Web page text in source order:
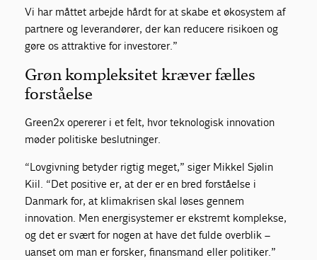
Vi har måttet arbejde hårdt for at skabe et økosystem af
partnere og leverandører, der kan reducere risikoen og
gøre os attraktive for investorer.”
Grøn kompleksitet kræver fælles
forståelse
Green2x opererer i et felt, hvor teknologisk innovation
møder politiske beslutninger.
“Lovgivning betyder rigtig meget,” siger Mikkel Sjølin
Kiil. “Det positive er, at der er en bred forståelse i
Danmark for, at klimakrisen skal løses gennem
innovation. Men energisystemer er ekstremt komplekse,
og det er svært for nogen at have det fulde overblik –
uanset om man er forsker, finansmand eller politiker.”